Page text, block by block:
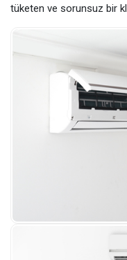
tüketen ve sorunsuz bir